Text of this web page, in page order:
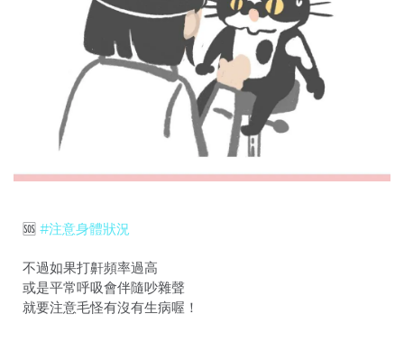
🆘 #注意身體狀況
不過如果打鼾頻率過高
或是平常呼吸會伴隨吵雜聲
就要注意毛怪有沒有生病喔！